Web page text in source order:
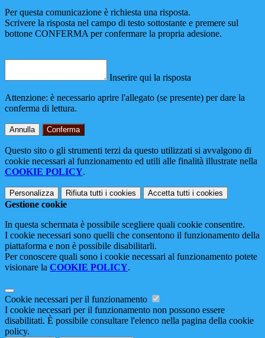
Per questa comunicazione è richiesta una risposta.
Scrivere la risposta nel campo di testo sottostante e premere sul
bottone CONFERMA per confermare la propria adesione.
Inserire qui la risposta
Attenzione: è necessario aprire l'allegato (se presente) per dare la
conferma di lettura.
Annulla Conferma
Questo sito o gli strumenti terzi da questo utilizzati si avvalgono di
cookie necessari al funzionamento ed utili alle finalità illustrate nella
COOKIE POLICY.
Personalizza Rifiuta tutti i cookies Accetta tutti i cookies
Gestione cookie
In questa schermata è possibile scegliere quali cookie consentire.
I cookie necessari sono quelli che consentono il funzionamento della
piattaforma e non è possibile disabilitarli.
Per conoscere quali sono i cookie necessari al funzionamento potete
visionare la COOKIE POLICY.
Cookie necessari per il funzionamento
I cookie necessari per il funzionamento non possono essere
disabilitati. È possibile consultare l'elenco nella pagina della cookie
policy.